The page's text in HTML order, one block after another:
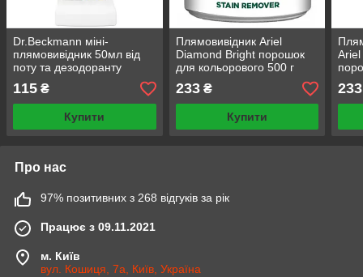
Dr.Beckmann міні-
плямовивідник 50мл від
поту та дезодоранту
115 ₴
Купити
Плямовивідник Ariel
Diamond Bright порошок
для кольорового 500 г
засіб для виведення плям
233₴
Купити
233
Про нас
97% позитивних з 268 відгуків за рік
Працює з 09.11.2021
м. Київ
вул. Кошиця, 7а, Київ, Україна